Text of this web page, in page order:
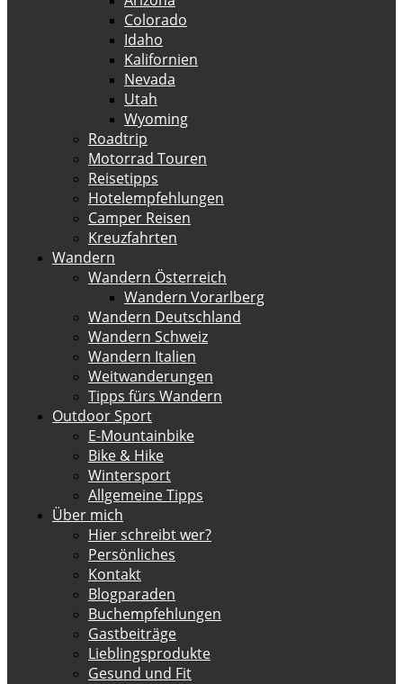
Colorado
Idaho
Kalifornien
Nevada
Utah
Wyoming
Roadtrip
Motorrad Touren
Reisetipps
Hotelempfehlungen
Camper Reisen
Kreuzfahrten
Wandern
Wandern Österreich
Wandern Vorarlberg
Wandern Deutschland
Wandern Schweiz
Wandern Italien
Weitwanderungen
Tipps fürs Wandern
Outdoor Sport
E-Mountainbike
Bike & Hike
Wintersport
Allgemeine Tipps
Über mich
Hier schreibt wer?
Persönliches
Kontakt
Blogparaden
Buchempfehlungen
Gastbeiträge
Lieblingsprodukte
Gesund und Fit